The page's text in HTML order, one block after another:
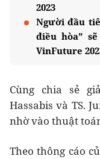
2023
Người đầu
điều hòa”
VinFuture
Cùng chia sẻ
Hassabis và TS.
nhờ vào thuật
Theo thông cáo